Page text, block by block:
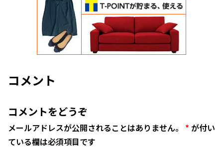
コメント
コメントをどうぞ
メールアドレスが公開されることはありません。 * が付い
ている欄は必須項目です